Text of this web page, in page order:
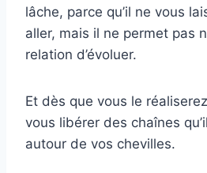
lâche, parce qu’il ne vous
aller, mais il ne permet pas
relation d’évoluer.
Et dès que vous le
vous libérer des chaînes
autour de vos chevilles.